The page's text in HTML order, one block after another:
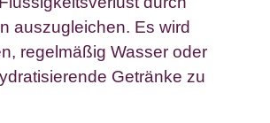
auszugleichen. Es wird
regelmäßig Wasser oder
Getränke zu